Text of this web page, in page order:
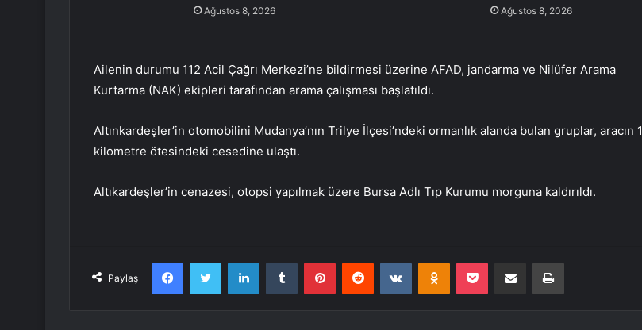
Ağustos 8, 2026 Ağustos 8, 2026
Ailenin durumu 112 Acil Çağrı Merkezi’ne bildirmesi üzerine AFAD, jandarma ve Nilüfer Arama
Kurtarma (NAK) ekipleri tarafından arama çalışması başlatıldı.
Altınkardeşler’in otomobilini Mudanya’nın Trilye İlçesi’ndeki ormanlık alanda bulan gruplar, aracın 1
kilometre ötesindeki cesedine ulaştı.
Altıkardeşler’in cenazesi, otopsi yapılmak üzere Bursa Adlı Tıp Kurumu morguna kaldırıldı.
Paylaş
FacebookTwitter LinkedInTumblr PinterestReddit VKontakteOdnoklassniki
Pocket E-Posta ile paylaş Yazdır